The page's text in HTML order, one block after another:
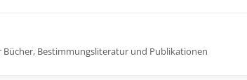
Bestimmungsliteratur und Publikationen